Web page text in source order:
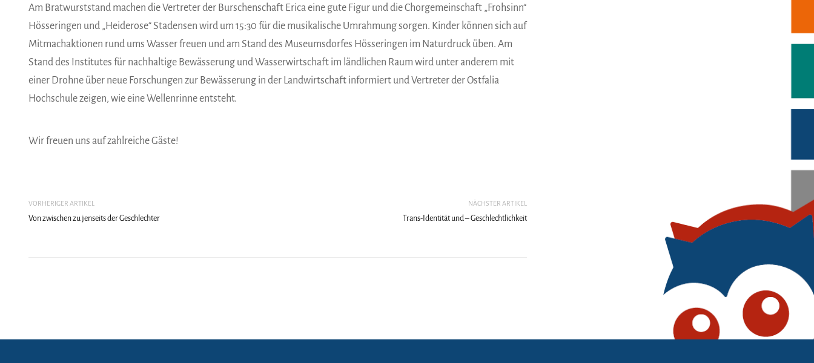
Am Bratwurststand machen die Vertreter der Burschenschaft Erica eine gute Figur und die Chorgemeinschaft „Frohsinn“
Hösseringen und „Heiderose“ Stadensen wird um 15:30 für die musikalische Umrahmung sorgen. Kinder können sich auf
Mitmachaktionen rund ums Wasser freuen und am Stand des Museumsdorfes Hösseringen im Naturdruck üben. Am
Stand des Institutes für nachhaltige Bewässerung und Wasserwirtschaft im ländlichen Raum wird unter anderem mit
einer Drohne über neue Forschungen zur Bewässerung in der Landwirtschaft informiert und Vertreter der Ostfalia
Hochschule zeigen, wie eine Wellenrinne entsteht.
Wir freuen uns auf zahlreiche Gäste!
VORHERIGER ARTIKEL
Von zwischen zu jenseits der Geschlechter
NÄCHSTER ARTIKEL
Trans-Identität und – Geschlechtlichkeit